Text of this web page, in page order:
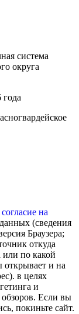
система
округа
согласие на
(сведения
Браузера;
откуда
или по какой
открывает и на
в целях
и
обзоров. Если вы
покиньте сайт.